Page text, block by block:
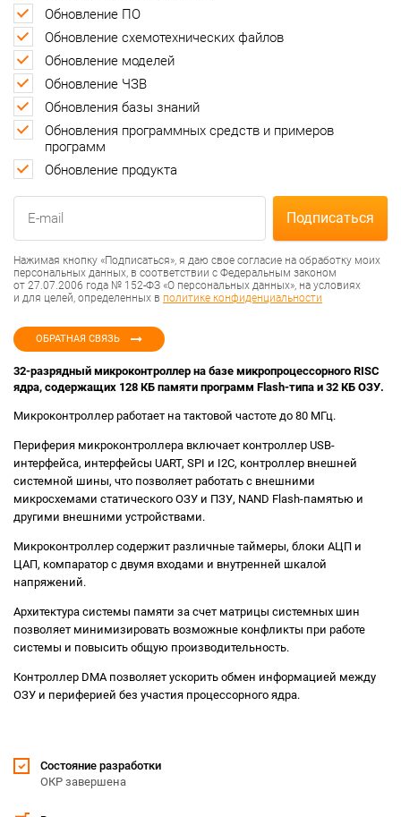
32-разрядный микроконтроллер на базе микропроцессорного RISC
ядра, содержащих 128 КБ памяти программ Flash-типа и 32 КБ ОЗУ.
Микроконтроллер работает на тактовой частоте до 80 МГц.
Периферия микроконтроллера включает контроллер USB-
интерфейса, интерфейсы UART, SPI и I2C, контроллер внешней
системной шины, что позволяет работать с внешними
микросхемами статического ОЗУ и ПЗУ, NAND Flash-памятью и
другими внешними устройствами.
Микроконтроллер содержит различные таймеры, блоки АЦП и
ЦАП, компаратор с двумя входами и внутренней шкалой
напряжений.
Архитектура системы памяти за счет матрицы системных шин
позволяет минимизировать возможные конфликты при работе
системы и повысить общую производительность.
Контроллер DMA позволяет ускорить обмен информацией между
ОЗУ и периферией без участия процессорного ядра.
Состояние разработки
ОКР завершена
Обновление ПО
Обновление схемотехнических файлов
Обновление моделей
Обновление ЧЗВ
Обновления базы знаний
Обновления программных средств и примеров
программ
Обновление продукта
Нажимая кнопку «Подписаться», я даю свое согласие на обработку моих
персональных данных, в соответствии с Федеральным законом
от 27.07.2006 года № 152-ФЗ «О персональных данных», на условиях
и для целей, определенных в политике конфиденциальности
ОБРАТНАЯ СВЯЗЬ